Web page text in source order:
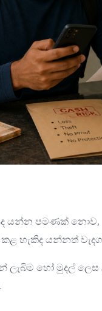
යන්න පමණක් නොව,
හැකිද යන්නත්
ලැබීම හෝ මුදල් ලෙස